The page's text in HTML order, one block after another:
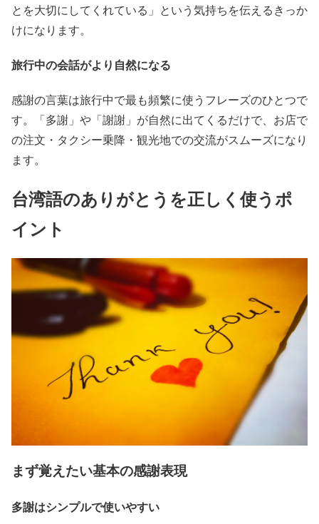
とを大切にしてくれている」という気持ちを伝えるきっか
けになります。
旅行中の会話がより自然になる
感謝の言葉は旅行中で最も頻繁に使うフレーズのひとつで
す。「多謝」や「謝謝」が自然に出てくるだけで、お店で
の注文・タクシー乗降・観光地での交流がスムーズになり
ます。
台湾語のありがとうを正しく使うポ
イント
まず覚えたい基本の感謝表現
多謝はシンプルで使いやすい